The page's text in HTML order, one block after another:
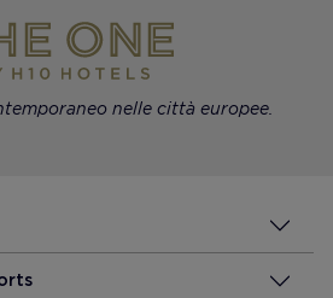
nelle città europee.